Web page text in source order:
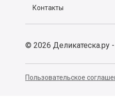
Контакты
© 2026 Деликатеска.ру
Пользовательское